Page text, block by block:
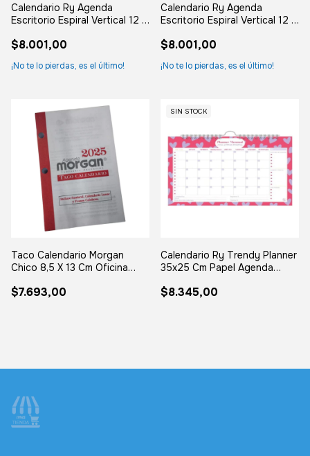
Calendario Ry Agenda
Escritorio Espiral Vertical 12 X
Espiral Vertical
$8.001,00
¡No te lo pierdas, es el último!
Calendario Ry Agenda
Escritorio Espiral Vertical 12 X
Espiral Vertical
$8.001,00
¡No te lo pierdas, es el último!
Taco Calendario Morgan
Chico 8,5 X 13 Cm Oficina
$7.693,00
SIN STOCK
Calendario Ry Trendy Planner
35x25 Cm Papel Agenda
$8.345,00